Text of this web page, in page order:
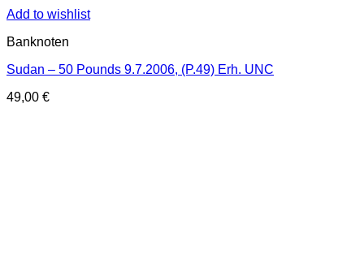
Add to wishlist
Banknoten
Sudan – 50 Pounds 9.7.2006, (P.49) Erh. UNC
49,00 €